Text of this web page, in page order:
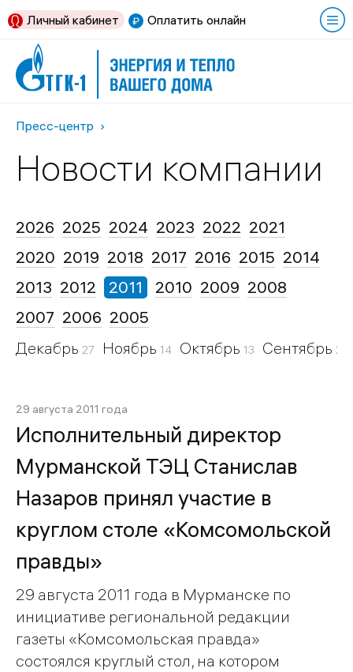
Оплатить онлайн
Личный кабинет
Пресс-центр
Новости компании
2026 2025 2024 2023 2022 2021
2020 2019 2018 2017 2016 2015 2014
2013 2012 2011
Декабрь 27 Ноябрь 14 Октябрь 13 Сентябрь 21
2010 2009 2008
2007 2006 2005
29 августа 2011 года
Исполнительный директор
Мурманской ТЭЦ Станислав
Назаров принял участие в
круглом столе «Комсомольской
правды»
29 августа 2011 года в Мурманске по
инициативе региональной редакции
газеты «Комсомольская правда»
состоялся круглый стол, на котором